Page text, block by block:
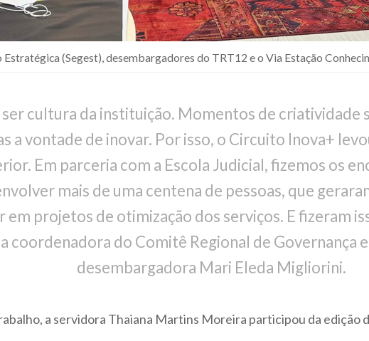
Estratégica (Segest), desembargadores do TRT12 e o Via Estação
ser cultura da instituição. Momentos de criatividade
a vontade de inovar. Por isso, o Circuito Inova+
Em parceria com a Escola Judicial, fizemos os
mais de uma centena de pessoas, que
projetos de otimização dos serviços. E fizeram
coordenadora do Comitê Regional de Governança
desembargadora Mari Eleda Migliorini.
a servidora Thaiana Martins Moreira participou da edição